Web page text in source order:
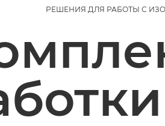
РЕШЕНИЯ ДЛЯ РАБОТЫ С